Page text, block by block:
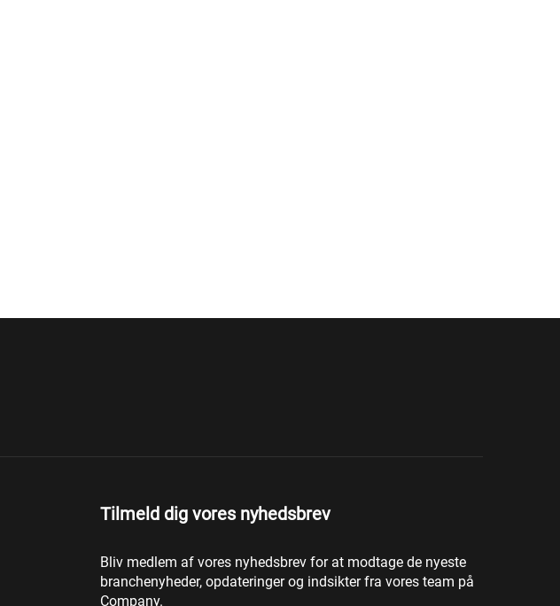
Tilmeld dig vores nyhedsbrev
Bliv medlem af vores nyhedsbrev for at modtage de nyeste
branchenyheder, opdateringer og indsikter fra vores team på
Company.